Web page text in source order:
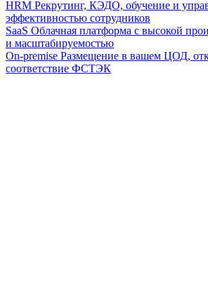
HRM Рекрутинг, КЭДО, обучение и
эффективностью сотрудников
SaaS Облачная платформа с высокой
и масштабируемостью
On-premise Размещение в вашем ЦОД,
соответствие ФСТЭК